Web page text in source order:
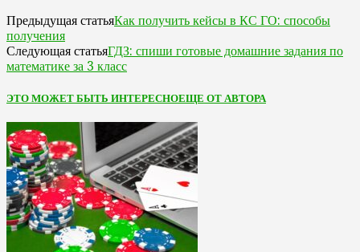
Предыдущая статьяКак получить кейсы в КС ГО: способы
получения
Следующая статьяГДЗ: спиши готовые домашние задания по
математике за 3 класс
ЭТО МОЖЕТ БЫТЬ ИНТЕРЕСНОЕЩЕ ОТ АВТОРА